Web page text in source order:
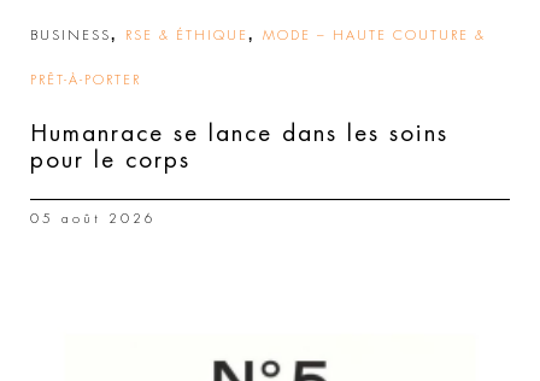
BUSINESS, RSE & ÉTHIQUE , MODE – HAUTE COUTURE &
PRÊT-À-PORTER
Humanrace se lance dans les soins
pour le corps
05 août 2026